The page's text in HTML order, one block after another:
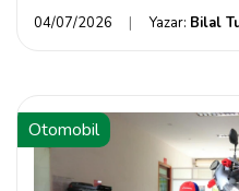
04/07/2026 Yazar: Bilal
Otomobil